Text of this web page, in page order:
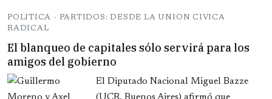
POLITICA - PARTIDOS: DESDE LA UNION CIVICA
RADICAL
El blanqueo de capitales sólo servirá para los
amigos del gobierno
El Diputado Nacional Miguel Bazze